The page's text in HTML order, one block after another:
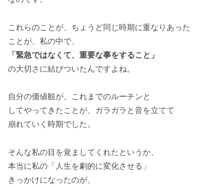
これらのことが、ちょうど同じ時期に重なりあった
ことが、私の中で、
「緊急ではなくて、重要な事をすること」
の大切さに結びついたんですよね。
自分の価値観が、これまでのルーチンと
してやってきたことが、ガラガラと音を立てて
崩れていく時期でした。
そんな私の目を覚ましてくれたというか、
本当に私の「人生を劇的に変化させる」
きっかけになったのが、